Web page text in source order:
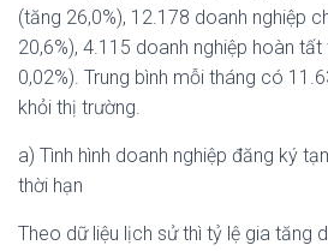
(tăng 26,0%), 12.178 doanh nghiệp
20,6%), 4.115 doanh nghiệp hoàn
0,02%). Trung bình mỗi tháng có
khỏi thị trường.
a) Tình hình doanh nghiệp đăng ký
thời hạn
Theo dữ liệu lịch sử thì tỷ lệ gia tăng